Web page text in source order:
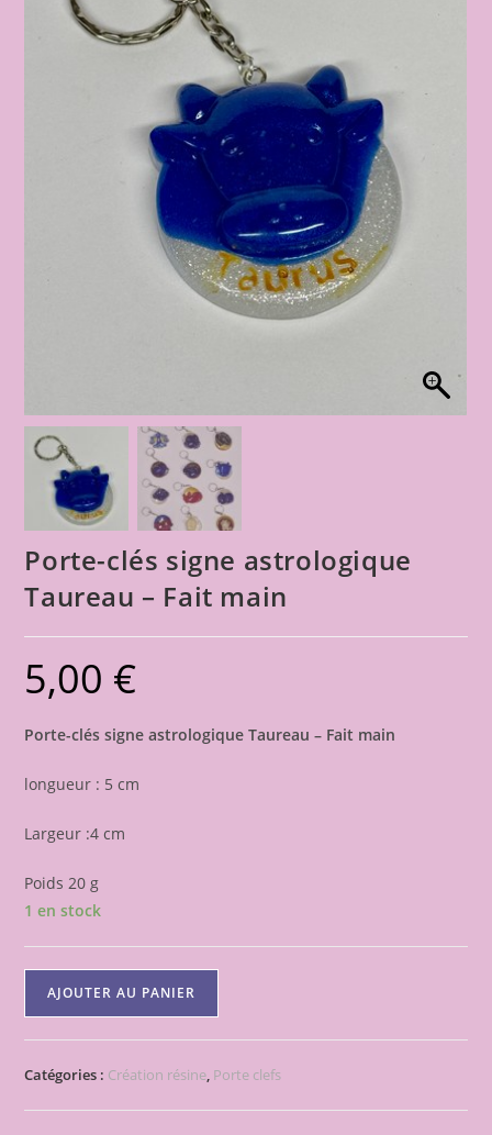
Porte-clés signe astrologique
Taureau – Fait main
5,00 €
Porte-clés signe astrologique Taureau – Fait main
longueur : 5 cm
Largeur :4 cm
Poids 20 g
1 en stock
Porte-
clés
AJOUTER AU PANIER
Catégories : Création résine, Porte clefs